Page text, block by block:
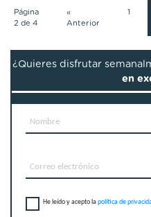
Página
2 de 4
«
Anterior
1
¿Quieres disfrutar
en
He leído y acepto la política de